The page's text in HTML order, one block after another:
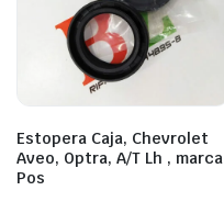
Estopera Caja, Chevrolet
Aveo, Optra, A/T Lh , marca
Pos